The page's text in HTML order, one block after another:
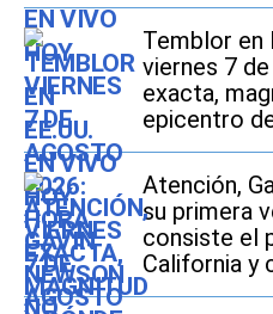
Temblor en
viernes 7
exacta,
epicentro
Atención,
su primera
consiste el
California y